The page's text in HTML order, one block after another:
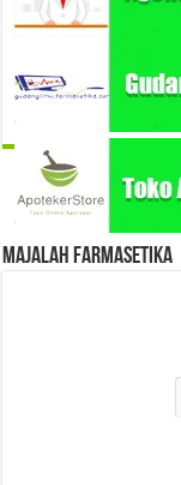
Majalah Farmasetika